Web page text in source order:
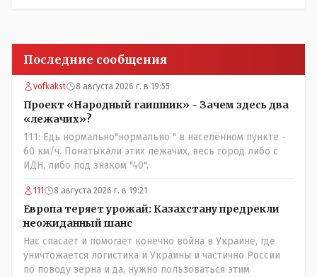
Последние сообщения
vofkakst 8 августа 2026 г. в 19:55
Проект «Народный гаишник» - Зачем здесь два
«лежачих»?
111: Едь нормально"нормально " в населённом пункте -
60 км/ч. Понатыкали этих лежачих, весь город либо с
ИДН, либо под знаком "40".
111 8 августа 2026 г. в 19:21
Европа теряет урожай: Казахстану предрекли
неожиданный шанс
Нас спасает и помогает конечно война в Украине, где
уничтожается логистика и Украины и частично России
по поводу зерна и да, нужно пользоваться этим